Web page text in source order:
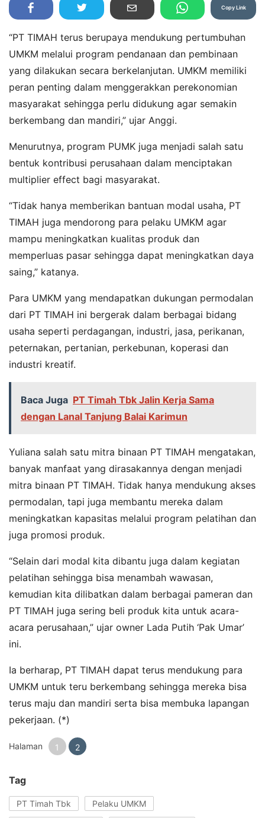
Copy Link
“PT TIMAH terus berupaya mendukung pertumbuhan
UMKM melalui program pendanaan dan pembinaan
yang dilakukan secara berkelanjutan. UMKM memiliki
peran penting dalam menggerakkan perekonomian
masyarakat sehingga perlu didukung agar semakin
berkembang dan mandiri,” ujar Anggi.
Menurutnya, program PUMK juga menjadi salah satu
bentuk kontribusi perusahaan dalam menciptakan
multiplier effect bagi masyarakat.
“Tidak hanya memberikan bantuan modal usaha, PT
TIMAH juga mendorong para pelaku UMKM agar
mampu meningkatkan kualitas produk dan
memperluas pasar sehingga dapat meningkatkan daya
saing,” katanya.
Para UMKM yang mendapatkan dukungan permodalan
dari PT TIMAH ini bergerak dalam berbagai bidang
usaha seperti perdagangan, industri, jasa, perikanan,
peternakan, pertanian, perkebunan, koperasi dan
industri kreatif.
Baca Juga PT Timah Tbk Jalin Kerja Sama
dengan Lanal Tanjung Balai Karimun
Yuliana salah satu mitra binaan PT TIMAH mengatakan,
banyak manfaat yang dirasakannya dengan menjadi
mitra binaan PT TIMAH. Tidak hanya mendukung akses
permodalan, tapi juga membantu mereka dalam
meningkatkan kapasitas melalui program pelatihan dan
juga promosi produk.
“Selain dari modal kita dibantu juga dalam kegiatan
pelatihan sehingga bisa menambah wawasan,
kemudian kita dilibatkan dalam berbagai pameran dan
PT TIMAH juga sering beli produk kita untuk acara-
acara perusahaan,” ujar owner Lada Putih ‘Pak Umar’
ini.
Ia berharap, PT TIMAH dapat terus mendukung para
UMKM untuk teru berkembang sehingga mereka bisa
terus maju dan mandiri serta bisa membuka lapangan
pekerjaan. (*)
Halaman 1 2
Tag
PT Timah Tbk Pelaku UMKM